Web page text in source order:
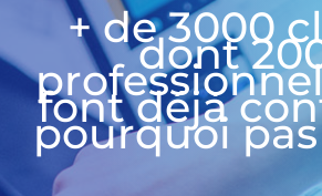
+ de 3000
dont
font déjà
pourquoi